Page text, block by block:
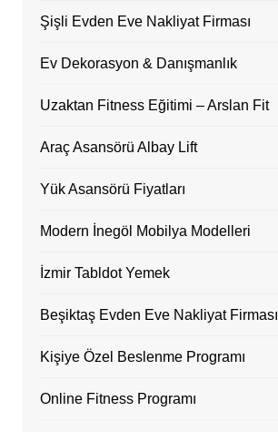
Şişli Evden Eve Nakliyat Firması
Ev Dekorasyon & Danışmanlık
Uzaktan Fitness Eğitimi – Arslan Fit
Araç Asansörü Albay Lift
Yük Asansörü Fiyatları
Modern İnegöl Mobilya Modelleri
İzmir Tabldot Yemek
Beşiktaş Evden Eve Nakliyat Firması
Kişiye Özel Beslenme Programı
Online Fitness Programı